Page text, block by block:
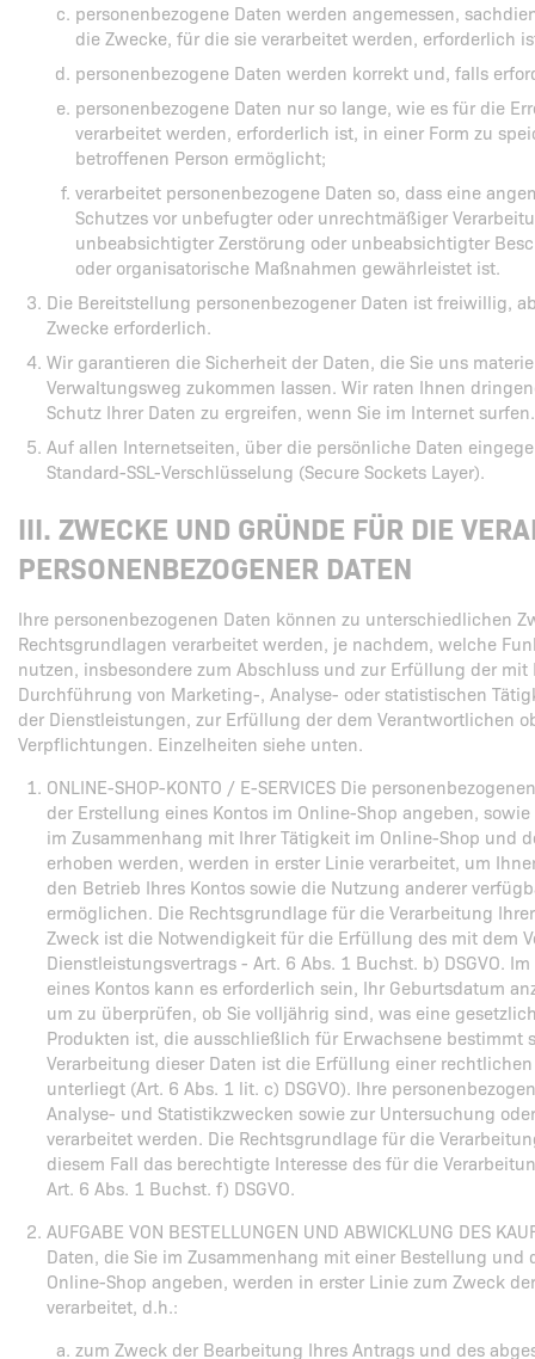
personenbezogene Daten werden angemessen,
die Zwecke, für die sie verarbeitet werden, erforderlich
personenbezogene Daten werden korrekt und, falls
personenbezogene Daten nur so lange, wie es für die
verarbeitet werden, erforderlich ist, in einer Form zu
betroffenen Person ermöglicht;
verarbeitet personenbezogene Daten so, dass eine
Schutzes vor unbefugter oder unrechtmäßiger
unbeabsichtigter Zerstörung oder unbeabsichtigter
oder organisatorische Maßnahmen gewährleistet ist.
Die Bereitstellung personenbezogener Daten ist freiwillig,
Zwecke erforderlich.
Wir garantieren die Sicherheit der Daten, die Sie uns
Verwaltungsweg zukommen lassen. Wir raten Ihnen
Schutz Ihrer Daten zu ergreifen, wenn Sie im Internet surfen.
Auf allen Internetseiten, über die persönliche Daten
Standard-SSL-Verschlüsselung (Secure Sockets Layer).
III. ZWECKE UND GRÜNDE FÜR DIE
PERSONENBEZOGENER DATEN
Ihre personenbezogenen Daten können zu unterschiedlichen
Rechtsgrundlagen verarbeitet werden, je nachdem, welche
nutzen, insbesondere zum Abschluss und zur Erfüllung der mit
Durchführung von Marketing-, Analyse- oder statistischen
der Dienstleistungen, zur Erfüllung der dem Verantwortlichen
Verpflichtungen. Einzelheiten siehe unten.
ONLINE-SHOP-KONTO / E-SERVICES Die
der Erstellung eines Kontos im Online-Shop angeben,
im Zusammenhang mit Ihrer Tätigkeit im Online-Shop und
erhoben werden, werden in erster Linie verarbeitet, um
den Betrieb Ihres Kontos sowie die Nutzung anderer
ermöglichen. Die Rechtsgrundlage für die Verarbeitung
Zweck ist die Notwendigkeit für die Erfüllung des mit dem
Dienstleistungsvertrags - Art. 6 Abs. 1 Buchst. b) DSGVO.
eines Kontos kann es erforderlich sein, Ihr Geburtsdatum
um zu überprüfen, ob Sie volljährig sind, was eine
Produkten ist, die ausschließlich für Erwachsene bestimmt
Verarbeitung dieser Daten ist die Erfüllung einer
unterliegt (Art. 6 Abs. 1 lit. c) DSGVO). Ihre
Analyse- und Statistikzwecken sowie zur Untersuchung
verarbeitet werden. Die Rechtsgrundlage für die
diesem Fall das berechtigte Interesse des für die
Art. 6 Abs. 1 Buchst. f) DSGVO.
AUFGABE VON BESTELLUNGEN UND ABWICKLUNG DES
Daten, die Sie im Zusammenhang mit einer Bestellung und
Online-Shop angeben, werden in erster Linie zum Zweck
verarbeitet, d.h.:
zum Zweck der Bearbeitung Ihres Antrags und des